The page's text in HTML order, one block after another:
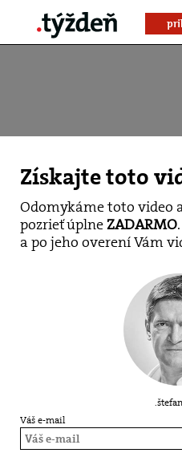
Získajte toto
Odomykáme toto video
pozrieť úplneZADARMO
a po jeho overení Vám
Váš e-mail